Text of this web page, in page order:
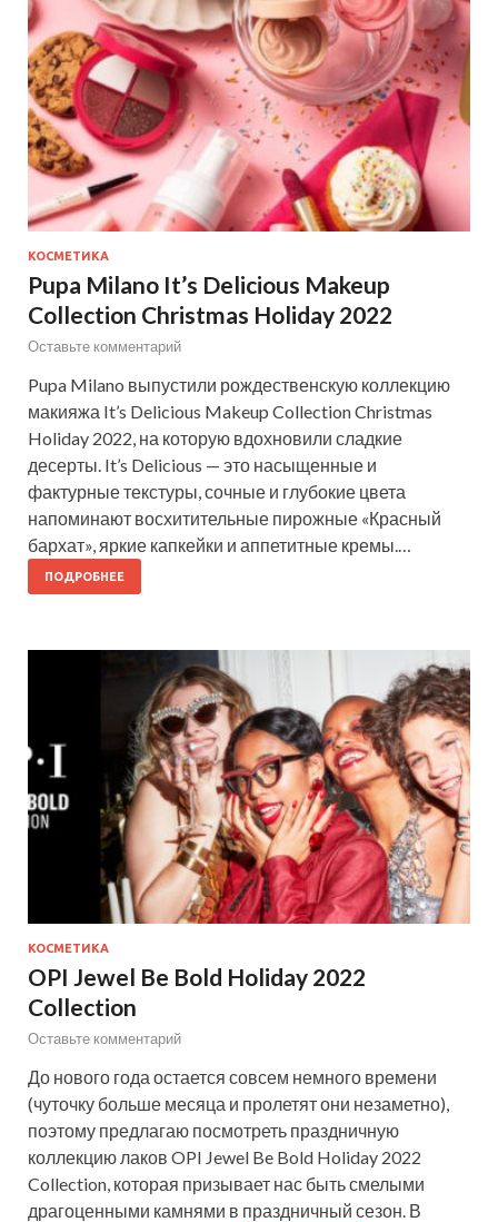
КОСМЕТИКА
Pupa Milano It’s Delicious Makeup
Collection Christmas Holiday 2022
Оставьте комментарий
Pupa Milano выпустили рождественскую коллекцию
макияжа It’s Delicious Makeup Collection Christmas
Holiday 2022, на которую вдохновили сладкие
десерты. It’s Delicious — это насыщенные и
фактурные текстуры, сочные и глубокие цвета
напоминают восхитительные пирожные «Красный
бархат», яркие капкейки и аппетитные кремы.…
ПОДРОБНЕЕ
КОСМЕТИКА
OPI Jewel Be Bold Holiday 2022
Collection
Оставьте комментарий
До нового года остается совсем немного времени
(чуточку больше месяца и пролетят они незаметно),
поэтому предлагаю посмотреть праздничную
коллекцию лаков OPI Jewel Be Bold Holiday 2022
Collection, которая призывает нас быть смелыми
драгоценными камнями в праздничный сезон. В